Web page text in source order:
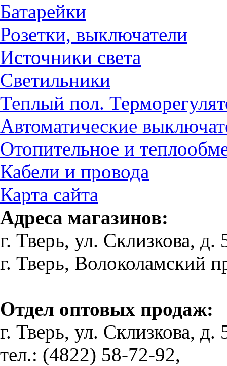
Батарейки
Розетки, выключатели
Источники света
Светильники
Теплый пол.
Автоматические
Отопительное и
Кабели и провода
Карта сайта
Адреса магазинов:
г. Тверь, ул. Склизкова,
г. Тверь, Волоколамский
Отдел оптовых продаж:
г. Тверь, ул. Склизкова, д.
тел.: (4822) 58-72-92,